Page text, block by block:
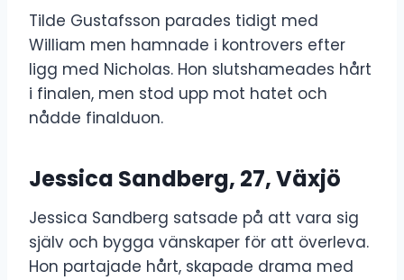
Tilde Gustafsson parades tidigt med
William men hamnade i kontrovers efter
ligg med Nicholas. Hon slutshameades hårt
i finalen, men stod upp mot hatet och
nådde finalduon.
Jessica Sandberg, 27, Växjö
Jessica Sandberg satsade på att vara sig
själv och bygga vänskaper för att överleva.
Hon partajade hårt, skapade drama med